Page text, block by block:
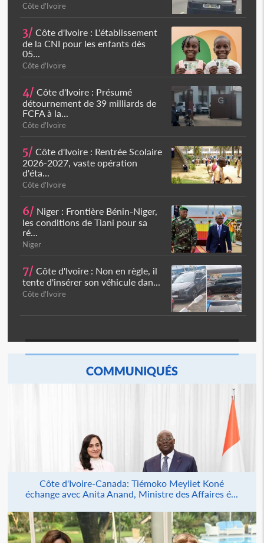
Côte d'Ivoire
3/ Côte d'Ivoire : L'établissement
de la CNI pour les enfants dès
05...
Côte d'Ivoire
4/ Côte d'Ivoire : Présumé
détournement de 39 milliards de
FCFA à la...
Côte d'Ivoire
5/ Côte d'Ivoire : Rentrée Scolaire
2026-2027, vaste opération
d'éta...
Côte d'Ivoire
6/ Niger : Frontière Bénin-Niger,
les conditions de Tiani pour sa
ré...
Niger
7/ Côte d'Ivoire : Non en règle, il
tente d'insérer son véhicule dan...
Côte d'Ivoire
COMMUNIQUÉS
Côte d'Ivoire-Canada: Tiémoko Meyliet Koné
échange avec Anita Anand, Ministre des Affaires é...